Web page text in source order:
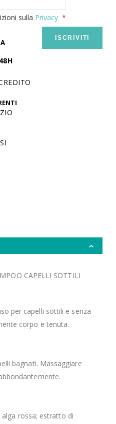
sulla Privacy
ISCRIVITI
CAPELLI SOTTILI
per capelli sottili e senza
corpo e tenuta.
bagnati. Massaggiare
rossa; estratto di